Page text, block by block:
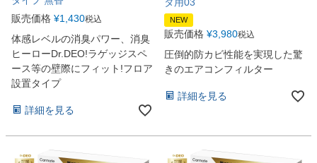
販売価格 ¥1,430税込
体感レベルの消臭パワー、消臭
ヒーローDr.DEO!ラゲッジスペ
ース等の壁際にフィット!フロア
設置タイプ
詳細を見る
NEW
販売価格 ¥3,980税込
圧倒的防カビ性能を実現した驚
きのエアコンフィルター
詳細を見る